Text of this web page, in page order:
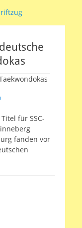
Sportclub
für SSC-
fanden vor